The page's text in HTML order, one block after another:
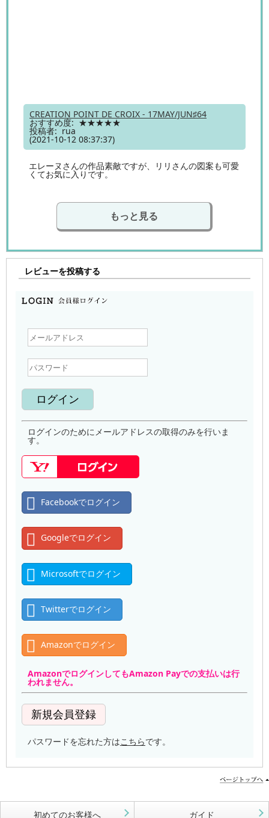
CREATION POINT DE CROIX - 17MAY/JUN♯64
おすすめ度: ★★★★★
投稿者: rua
(2021-10-12 08:37:37)
エレーヌさんの作品素敵ですが、リリさんの図案も可愛
くてお気に入りです。
もっと見る
レビューを投稿する
ログインのためにメールアドレスの取得のみを行いま
す。
Facebookでログイン
Googleでログイン
Microsoftでログイン
Twitterでログイン
Amazonでログイン
AmazonでログインしてもAmazon Payでの支払いは行
われません。
パスワードを忘れた方はこちらです。
初めてのお客様へ ガイド